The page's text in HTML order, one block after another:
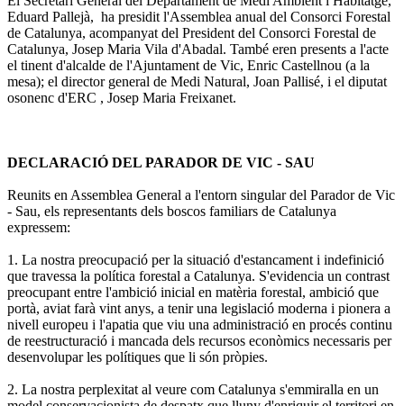
Eduard Pallejà, ha presidit l'Assemblea anual del Consorci Forestal
de Catalunya, acompanyat del President del Consorci Forestal de
Catalunya, Josep Maria Vila d'Abadal. També eren presents a l'acte
el tinent d'alcalde de l'Ajuntament de Vic, Enric Castellnou (a la
mesa); el director general de Medi Natural, Joan Pallisé, i el diputat
osonenc d'ERC , Josep Maria Freixanet.
DECLARACIÓ DEL PARADOR DE VIC - SAU
Reunits en Assemblea General a l'entorn singular del Parador de Vic
- Sau, els representants dels boscos familiars de Catalunya
expressem:
1. La nostra preocupació per la situació d'estancament i indefinició
que travessa la política forestal a Catalunya. S'evidencia un contrast
preocupant entre l'ambició inicial en matèria forestal, ambició que
portà, aviat farà vint anys, a tenir una legislació moderna i pionera a
nivell europeu i l'apatia que viu una administració en procés continu
de reestructuració i mancada dels recursos econòmics necessaris per
desenvolupar les polítiques que li són pròpies.
2. La nostra perplexitat al veure com Catalunya s'emmiralla en un